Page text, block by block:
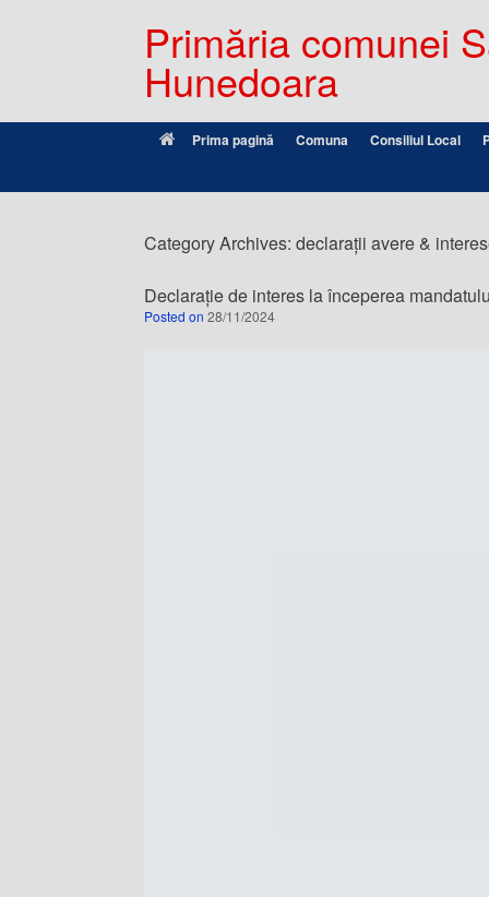
Primăria comunei
Hunedoara
Prima pagină Comuna Consiliul Local
Category Archives: declarații avere &
Declarație de interes la începerea
Posted on 28/11/2024